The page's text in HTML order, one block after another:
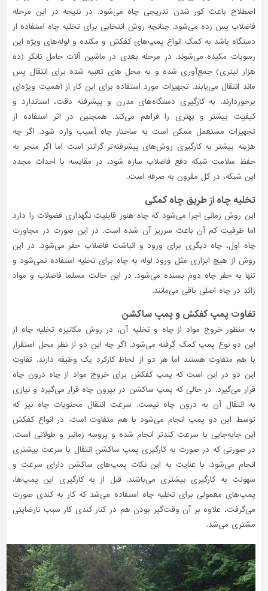
اصطلاح باعث کور شدن تدریجی چاه می‌شود. در نتیجه در این مرحله
فاضلاب پس زده می‌شود. چنانچه روش انتخابی برای تخلیه چاه استفاده از
دستگاه باشد به کمک انواع پمپ‌های کفکش و مکنده و لوله‌های ویژه این
رسوبات مکیده می‌شوند. در مرحله بعدی در ماشین آلات حامل تانکر (ده
هزار لیتری) جمع‌آوری شده و به محل های تعبیه شده برای انتقال پس
ماند انتقال می‌یابند. تجهیزات مورد استفاده برای این کار از اهمیت ویژه‌ای
برخوردارند. به کارگیری دستگاه‌های مدرن و پیشرفته دقت، استاندارد و
کیفیت بیشتر و بهتری را فراهم می‌کند. همچنین در اثر استفاده از
تجهیزات مستعمل ممکن است به ساختار چاه آسیب وارد شود. اگر چه
هزینه بیشتر به کارگیری روش‌های پیشرفته‌تر گرانتر است اما اگر منجر به
حفظ سلامت شبکه دفع فاضلاب سازه شود، در مقایسه با احداث مجدد
این شبکه، در کل مقرون به صرفه است.
تخلیه چاه از طریق چاه کمکی
این روش زمانی اجرا می‌شود که چاه هنوز قابلیت نگهداری فضولات را دارد
اما ظرفیت کم آن باعث سرریز آن شده است. در این صورت در مجاورت
چاه اول، چاه دیگری برای ورود و انباشت فاضلاب حفر می‌شود. در این
روش از هیچ ابزاری مثل ورود لوله به چاه برای تخلیه استفاده نمی‌شود و
تنها به حفر چاه دوم بسنده می‌شود. در این حالت مسلما فاضلاب و مواد
زائد در چاه اصلی باقی می‌مانند.
تفاوت پمپ کفکش و پمپ ساکشن
به منظور خروج مواد از چاه و تخلیه آن، در روش مکانیزه تخلیه چاه از
این دو نوع پمپ کمک گرفته می‌شود. اگر چه این دو از نظر محل استقرار
با هم متفاوت هستند اما هر دو از لحاظ کارکرد یک وظیفه دارند. تفاوت
این دو در این است که پمپ کفکش برای خروج مواد از چاه درون چاه
قرار می‌گیرد. در حالی که پمپ ساکشن در بیرون چاه قرار می‌گیرد و نیازی
به انتقال آن به درون چاه نیست. سرعت انتقال محتویات چاه نیز که
توسط این دو پمپ انجام می‌شود با هم متفاوت است. در انواع کفکش
این جابه‌جایی با سرعت کندتر انجام شده و پروسه زمانبر و طولانی است.
در صورتی که در صورت به کارگیری پمپ ساکشن انتقال با سرعت بیشتری
انجام می‌شود. با عنایت به این نکات پمپ‌های ساکشن دارای سرعت و
سهولت به کارگیری بیشتری می‌باشند. قبل از به کارگیری این پمپ‌ها،
پمپ‌های معمولی برای تخلیه چاه استفاده می‌شد که کار به کندی صورت
می‌گرفت، علاوه بر آن وقت‌گیر بودن هم در کنار کندی کار سبب نارضایتی
مشتری می‌شد.